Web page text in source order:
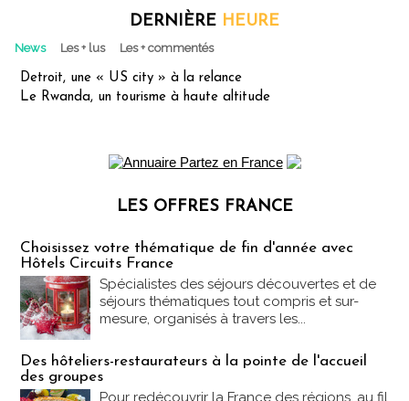
DERNIÈRE HEURE
News Les + lus Les + commentés
Detroit, une « US city » à la relance
Le Rwanda, un tourisme à haute altitude
LES OFFRES FRANCE
Choisissez votre thématique de fin d'année avec
Hôtels Circuits France
Spécialistes des séjours découvertes et de
séjours thématiques tout compris et sur-
mesure, organisés à travers les...
Des hôteliers-restaurateurs à la pointe de l'accueil
des groupes
Pour redécouvrir la France des régions, au fil